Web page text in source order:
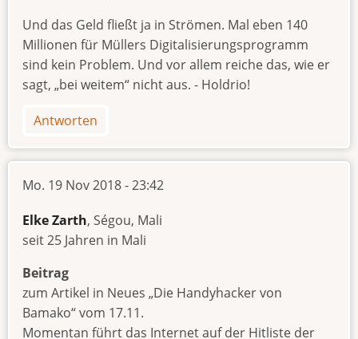
Und das Geld fließt ja in Strömen. Mal eben 140
Millionen für Müllers Digitalisierungsprogramm
sind kein Problem. Und vor allem reiche das, wie er
sagt, „bei weitem“ nicht aus. - Holdrio!
Antworten
Mo. 19 Nov 2018 - 23:42
Elke Zarth, Ségou, Mali
seit 25 Jahren in Mali
Beitrag
zum Artikel in Neues „Die Handyhacker von
Bamako“ vom 17.11.
Momentan führt das Internet auf der Hitliste der